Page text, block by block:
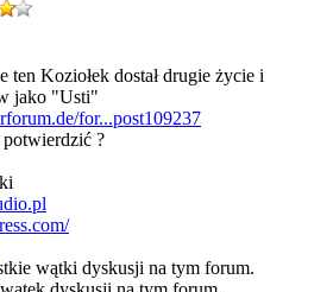
ten Koziołek dostał drugie życie i
jako "Usti"
for...post109237
potwierdzić ?
wątki dyskusji na tym forum.